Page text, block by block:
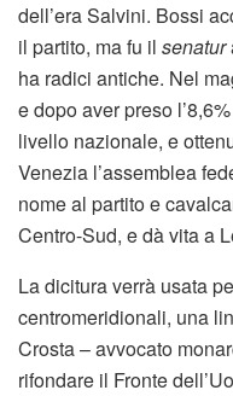
dell’era Salvini. Bossi
il partito, ma fu il senatur
ha radici antiche. Nel
e dopo aver preso
livello nazionale, e
Venezia l’assemblea
nome al partito e
Centro-Sud, e dà vita a
La dicitura verrà usata
centromeridionali, una
Crosta – avvocato
rifondare il Fronte